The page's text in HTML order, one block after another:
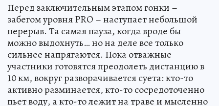
Перед заключительным этапом гонки –
забегом уровня PRO – наступает небольшой
перерыв. Та самая пауза, когда вроде бы
можно выдохнуть… но на деле все только
сильнее напрягаются. Пока отважные
участники готовятся преодолеть дистанцию в
10 км, вокруг разворачивается суета: кто-то
активно разминается, кто-то сосредоточенно
пьет воду, а кто-то лежит на траве и мысленно